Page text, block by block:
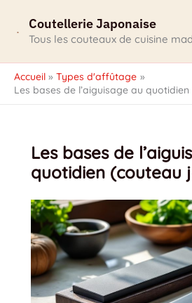
contenu
Coutellerie Japonaise
Tous les couteaux de cuisine
Accueil
Types d'affûtage
Les bases de l’aiguisage au
Les bases de
quotidien (couteau